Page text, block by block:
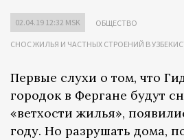
02.04.19 12:32 MSK ОБЩЕСТВО
СНОС ЖИЛЬЯ И ЧАСТНЫХ СТРОЕНИЙ В
Первые слухи о том, что
городок в Фергане будут
«ветхости жилья»,
году. Но разрушать дома,